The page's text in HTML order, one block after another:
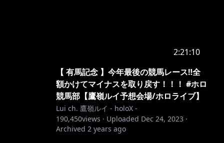
2:21:10
【 有馬記念 】今年最後の競馬レース‼全
額かけてマイナスを取り戻す！！！ #ホロ
競馬部【鷹嶺ルイ予想会場/ホロライブ】
Lui ch. 鷹嶺ルイ - holoX -
190,450views · Uploaded Dec 24, 2023 ·
Archived 2 years ago